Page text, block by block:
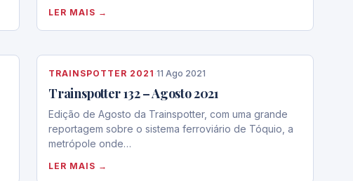
LER MAIS →
TRAINSPOTTER 2021 ·11 Ago 2021
Trainspotter 132 – Agosto 2021
Edição de Agosto da Trainspotter, com uma grande
reportagem sobre o sistema ferroviário de Tóquio, a
metrópole onde…
LER MAIS →